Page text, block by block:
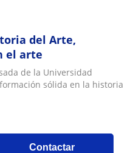
del Arte,
el arte
de la Universidad
sólida en la historia
Contactar